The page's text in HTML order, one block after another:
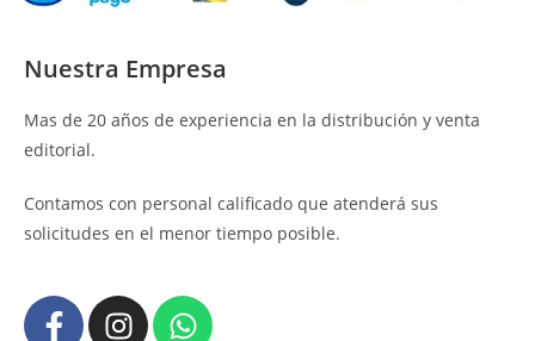
Nuestra Empresa
Mas de 20 años de experiencia en la distribución y venta
editorial.
Contamos con personal calificado que atenderá sus
solicitudes en el menor tiempo posible.